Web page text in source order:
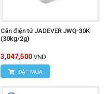
Cân điện tử JADEVER JWQ-30K
(30kg/2g)
3,047,500 VND
ĐẶT MUA